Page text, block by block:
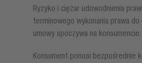
Ryzyko i ciężar udowodnienia
terminowego wykonania prawa
umowy spoczywa na konsumencie.
Konsument ponosi bezpośrednie